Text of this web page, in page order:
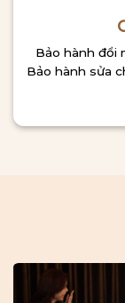
Bảo hành đổi
Bảo hành sửa